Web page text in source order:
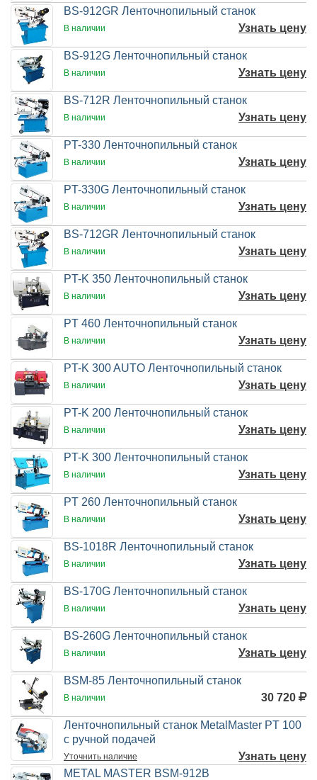
BS-912GR Ленточнопильный станок
В наличии Узнать цену
BS-912G Ленточнопильный станок
В наличии Узнать цену
BS-712R Ленточнопильный станок
В наличии Узнать цену
PT-330 Ленточнопильный станок
В наличии Узнать цену
PT-330G Ленточнопильный станок
В наличии Узнать цену
BS-712GR Ленточнопильный станок
В наличии Узнать цену
PT-K 350 Ленточнопильный станок
В наличии Узнать цену
PT 460 Ленточнопильный станок
В наличии Узнать цену
PT-K 300 AUTO Ленточнопильный станок
В наличии Узнать цену
PT-K 200 Ленточнопильный станок
В наличии Узнать цену
PT-K 300 Ленточнопильный станок
В наличии Узнать цену
PT 260 Ленточнопильный станок
В наличии Узнать цену
BS-1018R Ленточнопильный станок
В наличии Узнать цену
BS-170G Ленточнопильный станок
В наличии Узнать цену
BS-260G Ленточнопильный станок
В наличии Узнать цену
BSM-85 Ленточнопильный станок
В наличии 30 720
Ленточнопильный станок MetalMaster PT 100
с ручной подачей
Уточнить наличие
Узнать цену
METAL MASTER BSM-912B